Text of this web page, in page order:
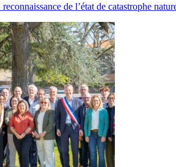
reconnaissance de l’état de catastrophe